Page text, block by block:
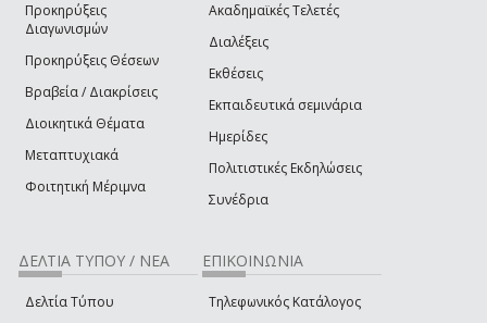
Προκηρύξεις
Διαγωνισμών
Προκηρύξεις Θέσεων
Βραβεία / Διακρίσεις
Διοικητικά Θέματα
Μεταπτυχιακά
Φοιτητική Μέριμνα
Ακαδημαϊκές Τελετές
Διαλέξεις
Εκθέσεις
Εκπαιδευτικά σεμινάρια
Ημερίδες
Πολιτιστικές Εκδηλώσεις
Συνέδρια
ΔΕΛΤΙΑ ΤΥΠΟΥ / ΝΕΑ
Δελτία Τύπου
ΕΠΙΚΟΙΝΩΝΙΑ
Τηλεφωνικός Κατάλογος